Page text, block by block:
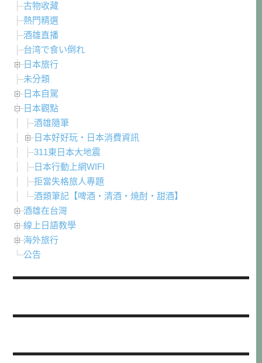
古物收藏
熱門精選
酒雄直播
台湾で食い倒れ
日本旅行
未分類
日本自駕
日本觀點
酒雄隨筆
日本好好玩・日本消費資訊
311東日本大地震
日本行動上網WIFI
拒當失格旅人專題
酒類筆記【啤酒・清酒・焼酎・甜酒】
酒雄在台灣
線上日語教學
海外旅行
公告